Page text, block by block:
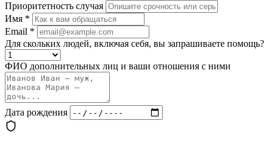
Приоритетность случая
Имя *
Email *
Для скольких людей, включая себя, вы запрашиваете помощь?
ФИО дополнительных лиц и ваши отношения с ними
Дата рождения